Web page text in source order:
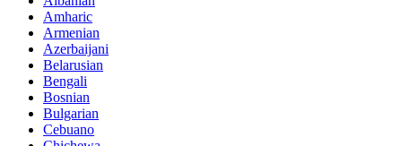
Amharic
Armenian
Azerbaijani
Belarusian
Bengali
Bosnian
Bulgarian
Cebuano